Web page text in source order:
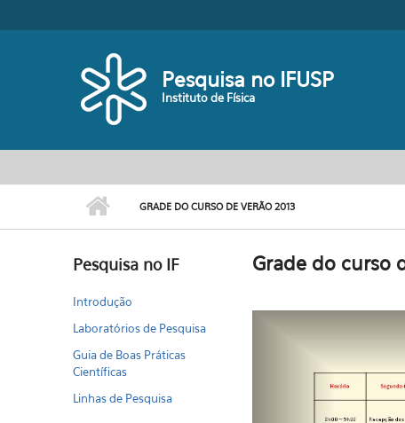
Pesquisa no IFUSP
Instituto de Física
GRADE DO CURSO DE VERÃO 2013
Pesquisa no IF
Introdução
Laboratórios de Pesquisa
Guia de Boas Práticas
Científicas
Linhas de Pesquisa
Grade do curso